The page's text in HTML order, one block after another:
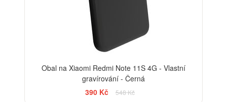
Obal na Xiaomi Redmi Note 11S 4G - Vlastní
gravírování - Černá
390 Kč
548 Kč